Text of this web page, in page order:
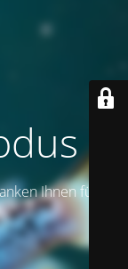
Ihnen für Ihr